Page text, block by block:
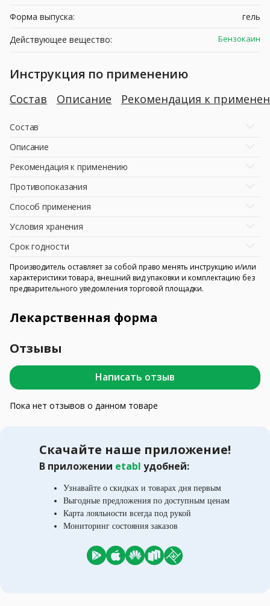
Форма выпуска:
гель
Действующее вещество:
Бензокаин
Инструкция по применению
Состав Описание Рекомендация к
Состав
Описание
Рекомендация к применению
Противопоказания
Способ применения
Условия хранения
Срок годности
Производитель оставляет за собой право менять инструкцию и/или
характеристики товара, внешний вид упаковки и комплектацию без
предварительного уведомления торговой площадки.
Лекарственная форма
Отзывы
Написать отзыв
Пока нет отзывов о данном товаре
Скачайте наше приложение!
В приложении etabl удобней:
Узнавайте о скидках и товарах дня первым
Выгодные предложения по доступным ценам
Карта лояльности всегда под рукой
Мониторинг состояния заказов